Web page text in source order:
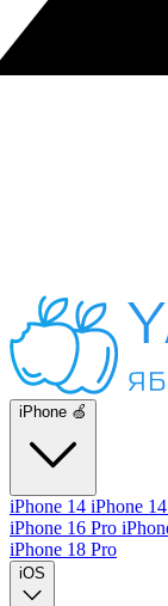
iPhone 🍏
iPhone 14 iPhone
iPhone 16 Pro
iPhone 18 Pro
iOS